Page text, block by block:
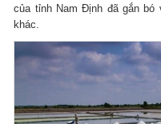
của tỉnh Nam Định đã gắn
khác.